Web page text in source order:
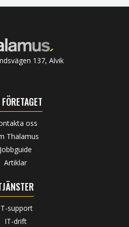
137, Alvik
oss
Thalamus
Jobbguide
Artiklar
support
IT-drift